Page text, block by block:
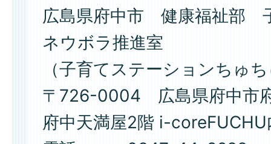
広島県府中市 健康福祉部
ネウボラ推進室
（子育てステーションちゅ
〒726-0004 広島県府中市
府中天満屋2階 i-coreFUCHU